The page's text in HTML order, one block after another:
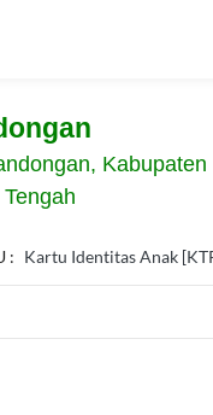
Kabupaten
: Kartu Identitas Anak